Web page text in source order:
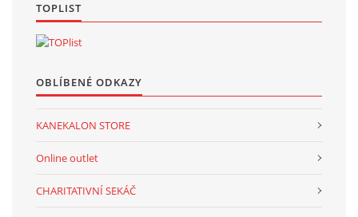
TOPLIST
OBLÍBENÉ ODKAZY
KANEKALON STORE
Online outlet
CHARITATIVNÍ SEKÁČ